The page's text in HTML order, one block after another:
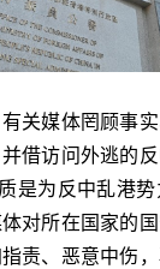
关媒体罔顾事
借访问外逃的
是为反中乱港
对所在国家的
责、恶意中伤